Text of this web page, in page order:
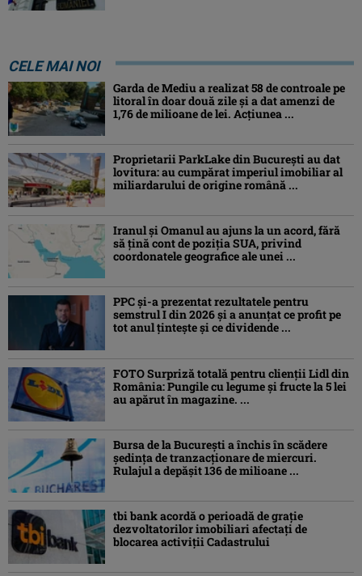
CELE MAI NOI
Garda de Mediu a realizat 58 de controale pe
litoral în doar două zile și a dat amenzi de
1,76 de milioane de lei. Acțiunea ...
Proprietarii ParkLake din București au dat
lovitura: au cumpărat imperiul imobiliar al
miliardarului de origine română ...
Iranul și Omanul au ajuns la un acord, fără
să țină cont de poziția SUA, privind
coordonatele geografice ale unei ...
PPC și-a prezentat rezultatele pentru
semstrul I din 2026 și a anunțat ce profit pe
tot anul țintește și ce dividende ...
FOTO Surpriză totală pentru clienții Lidl din
România: Pungile cu legume și fructe la 5 lei
au apărut în magazine. ...
Bursa de la București a închis în scădere
ședința de tranzacționare de miercuri.
Rulajul a depășit 136 de milioane ...
tbi bank acordă o perioadă de grație
dezvoltatorilor imobiliari afectați de
blocarea activiții Cadastrului